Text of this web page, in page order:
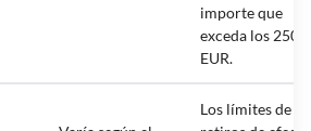
importe que
exceda los 250
EUR.
Los límites de